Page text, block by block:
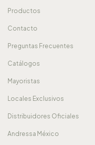
Productos
Contacto
Preguntas Frecuentes
Catálogos
Mayoristas
Locales Exclusivos
Distribuidores Oficiales
Andressa México